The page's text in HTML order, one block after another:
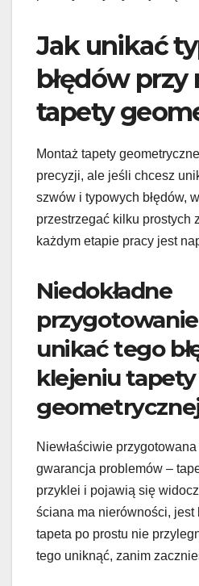
Jak unikać
błędów przy
tapety
Montaż tapety
precyzji, ale jeśli chcesz
szwów i typowych błędów,
przestrzegać kilku prostych
każdym etapie pracy jest
Niedokładne
unikać tego
klejeniu tapety
Niewłaściwie
gwarancja problemów –
przyklei i pojawią się
ściana ma nierówności, jest
tapeta po prostu nie
tego uniknąć, zanim